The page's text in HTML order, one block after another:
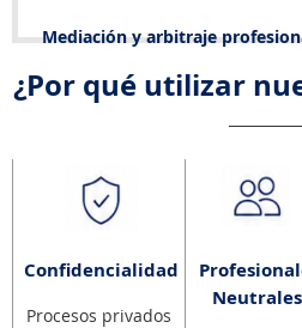
Mediación y arbitraje
eficiente.
Cláusula Modelo
¿Por qué utilizar
Confidencialidad
Procesos privados
Neutrales